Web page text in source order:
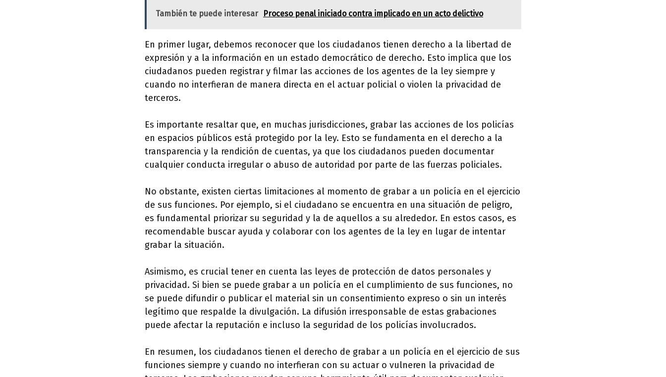
También te puede interesar Proceso penal iniciado contra implicado en un acto delictivo
En primer lugar, debemos reconocer que los ciudadanos tienen derecho a la libertad de
expresión y a la información en un estado democrático de derecho. Esto implica que los
ciudadanos pueden registrar y filmar las acciones de los agentes de la ley siempre y
cuando no interfieran de manera directa en el actuar policial o violen la privacidad de
terceros.
Es importante resaltar que, en muchas jurisdicciones, grabar las acciones de los policías
en espacios públicos está protegido por la ley. Esto se fundamenta en el derecho a la
transparencia y la rendición de cuentas, ya que los ciudadanos pueden documentar
cualquier conducta irregular o abuso de autoridad por parte de las fuerzas policiales.
No obstante, existen ciertas limitaciones al momento de grabar a un policía en el ejercicio
de sus funciones. Por ejemplo, si el ciudadano se encuentra en una situación de peligro,
es fundamental priorizar su seguridad y la de aquellos a su alrededor. En estos casos, es
recomendable buscar ayuda y colaborar con los agentes de la ley en lugar de intentar
grabar la situación.
Asimismo, es crucial tener en cuenta las leyes de protección de datos personales y
privacidad. Si bien se puede grabar a un policía en el cumplimiento de sus funciones, no
se puede difundir o publicar el material sin un consentimiento expreso o sin un interés
legítimo que respalde la divulgación. La difusión irresponsable de estas grabaciones
puede afectar la reputación e incluso la seguridad de los policías involucrados.
En resumen, los ciudadanos tienen el derecho de grabar a un policía en el ejercicio de sus
funciones siempre y cuando no interfieran con su actuar o vulneren la privacidad de